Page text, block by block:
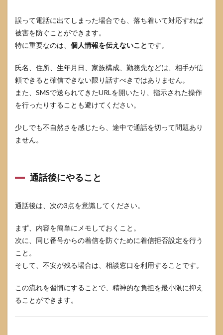
誤って電話に出てしまった場合でも、落ち着いて対応すれば
被害を防ぐことができます。
特に重要なのは、 個人情報を伝えないことです。
氏名、住所、生年月日、家族構成、勤務先などは、相手が信
頼できると確信できない限り話すべきではありません。
また、SMSで送られてきたURLを開いたり、指示された操作
を行ったりすることも避けてください。
少しでも不自然さを感じたら、途中で通話を切って問題あり
ません。
通話後にやること
通話後は、次の3点を意識してください。
まず、内容を簡単にメモしておくこと。
次に、同じ番号からの着信を防ぐために着信拒否設定を行う
こと。
そして、不安が残る場合は、相談窓口を利用することです。
この流れを習慣にすることで、精神的な負担を最小限に抑え
ることができます。